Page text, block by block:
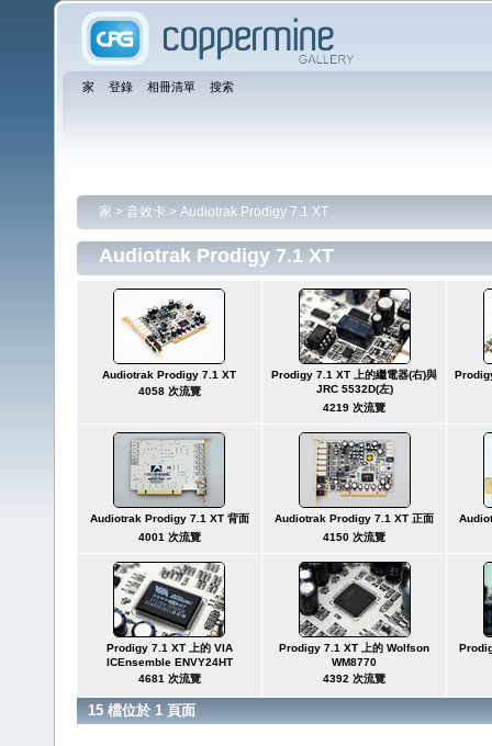
家 登錄 相冊清單 搜索
家 > 音效卡 > Audiotrak Prodigy 7.1 XT
Audiotrak Prodigy 7.1 XT
Audiotrak Prodigy 7.1 XT
4058 次流覽
Prodigy 7.1 XT 上的繼電器(右)與
JRC 5532D(左)
4219 次流覽
Audiotrak Prodigy 7.1 XT 背面
4001 次流覽
Audiotrak Prodigy 7.1 XT 正面
4150 次流覽
Prodigy 7.1 XT 上的 VIA
ICEnsemble ENVY24HT
4681 次流覽
Prodigy 7.1 XT 上的 Wolfson
WM8770
4392 次流覽
15 檔位於 1 頁面